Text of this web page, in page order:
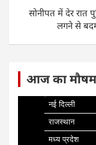
k
सोनीपत में देर
लगने से
आज का मौषम
नई दिल्ली
राजस्थान
मध्य प्रदेश